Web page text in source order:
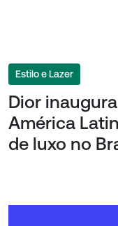
Estilo e Lazer
Dior
América
de luxo no